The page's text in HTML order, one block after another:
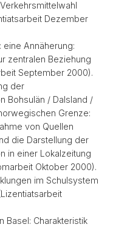
Dezember
eine Annäherung:
zentralen Beziehung
September 2000).
der
Bohsulän / Dalsland /
Grenze:
von Quellen
die Darstellung der
in einer Lokalzeitung
Oktober 2000).
im Schulsystem
Basel: Charakteristik